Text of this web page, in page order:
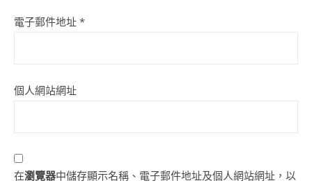
電子郵件地址 *
個人網站網址
在瀏覽器中儲存顯示名稱、電子郵件地址及個人網站網址，以